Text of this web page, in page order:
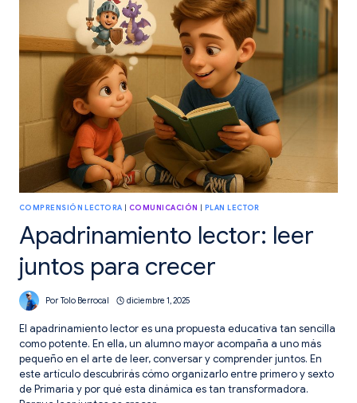
COMPRENSIÓN LECTORA |COMUNICACIÓN | PLAN LECTOR
Apadrinamiento lector: leer
juntos para crecer
Por Tolo Berrocal diciembre 1, 2025
El apadrinamiento lector es una propuesta educativa tan sencilla
como potente. En ella, un alumno mayor acompaña a uno más
pequeño en el arte de leer, conversar y comprender juntos. En
este artículo descubrirás cómo organizarlo entre primero y sexto
de Primaria y por qué esta dinámica es tan transformadora.